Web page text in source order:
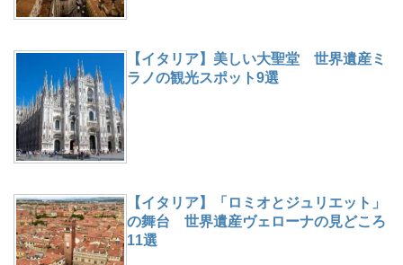
【イタリア】美しい大聖堂 世界遺産ミ
ラノの観光スポット9選
【イタリア】「ロミオとジュリエット」
の舞台 世界遺産ヴェローナの見どころ
11選